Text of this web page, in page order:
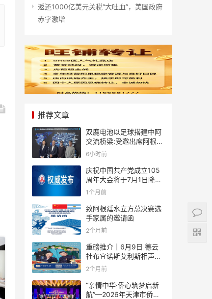
返还1000亿美元关税“大吐血”，美国政府
赤字激增
推荐文章
双鹿电池以足球搭建中阿
交流桥梁:受邀出席阿根廷
足协赞助商招待会！
6小时前
庆祝中国共产党成立105
周年大会将于7月1日隆重
举行
1个月前
致阿根廷水立方总决赛选
手家属的邀请函
2个月前
重磅推介｜6月9日 德云
社布宜诺斯艾利斯相声专
场！国风曲艺邂逅南美风
结！
2个月前
“亲情中华·侨心筑梦启新
航”—2026年天津市侨界